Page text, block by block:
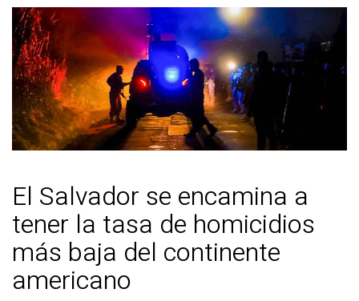
El Salvador se encamina a
tener la tasa de homicidios
más baja del continente
americano